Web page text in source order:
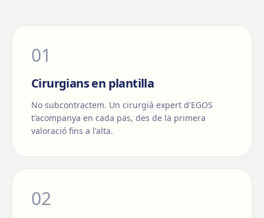
01
Cirurgians en plantilla
No subcontractem. Un cirurgià expert d'EGOS
t'acompanya en cada pas, des de la primera
valoració fins a l'alta.
02